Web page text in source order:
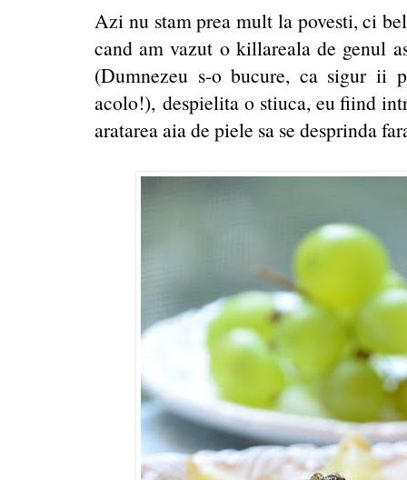
Azi nu stam prea mult la povesti, ci
cand am vazut o killareala de genul
(Dumnezeu s-o bucure, ca sigur ii
acolo!), despielita o stiuca, eu fiind
aratarea aia de piele sa se desprinda